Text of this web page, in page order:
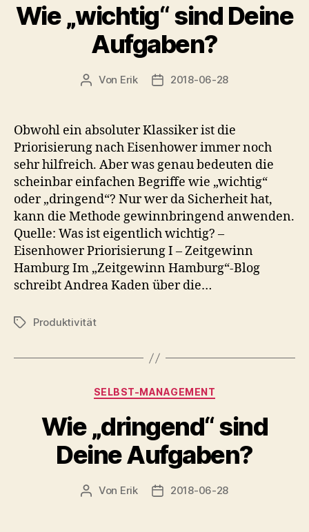
Wie „wichtig“ sind Deine
Aufgaben?
Beitragsautor
Von Erik Veröffentlichungsdatum
2018-06-28
Obwohl ein absoluter Klassiker ist die
Priorisierung nach Eisenhower immer noch
sehr hilfreich. Aber was genau bedeuten die
scheinbar einfachen Begriffe wie „wichtig“
oder „dringend“? Nur wer da Sicherheit hat,
kann die Methode gewinnbringend anwenden.
Quelle: Was ist eigentlich wichtig? –
Eisenhower Priorisierung I – Zeitgewinn
Hamburg Im „Zeitgewinn Hamburg“-Blog
schreibt Andrea Kaden über die…
Schlagwörter
Produktivität
Kategorien
SELBST-MANAGEMENT
Wie „dringend“ sind
Deine Aufgaben?
Beitragsautor
Von Erik Veröffentlichungsdatum
2018-06-28